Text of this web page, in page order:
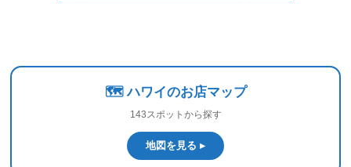
🗺️ ハワイのお店マップ
143スポットから探す
地図を見る ▸